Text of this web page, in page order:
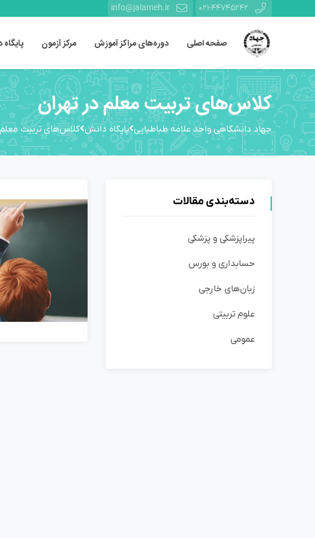
021-44745242
info@jalameh.ir
صفحه اصلی دوره‌های مراکز آموزش مرکز آزمون
کلاس‌های تربیت معلم در تهران
جهاد دانشگاهی واحد علامه طباطبایی پایگاه دانش کلاس‌های تربیت
دسته‌بندی مقالات
پیراپزشکی و پزشکی
حسابداری و بورس
زبان‌های خارجی
علوم تربیتی
عمومی